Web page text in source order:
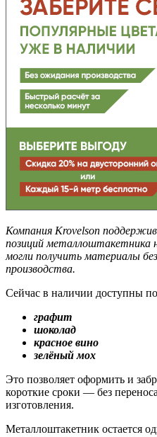
Компания Krovelson
позиций металлоштакетника
могли получить материалы
производства.
Сейчас в наличии доступны
графит
шоколад
красное вино
зелёный мох
Это позволяет оформить и
короткие сроки — без
изготовления.
Металлоштакетник остается